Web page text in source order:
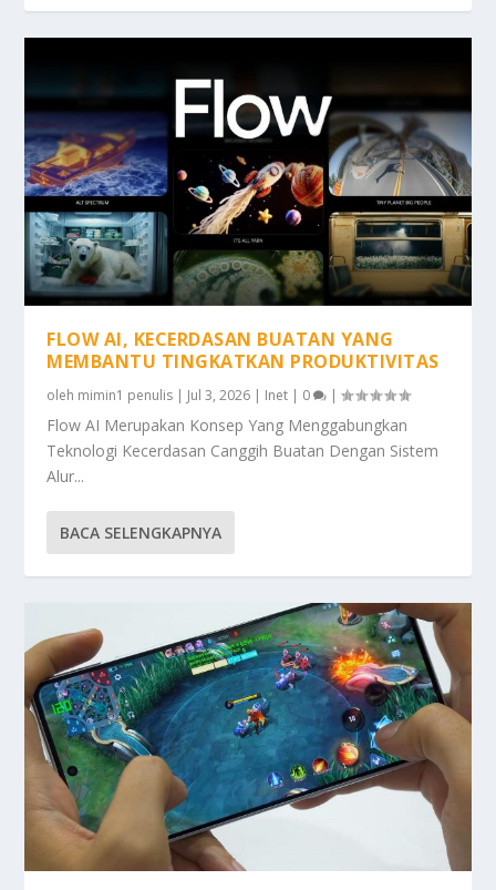
FLOW AI, KECERDASAN BUATAN YANG
MEMBANTU TINGKATKAN PRODUKTIVITAS
oleh mimin1 penulis | Jul 3, 2026 | Inet | 0 |
Flow AI Merupakan Konsep Yang Menggabungkan
Teknologi Kecerdasan Canggih Buatan Dengan Sistem
Alur...
BACA SELENGKAPNYA